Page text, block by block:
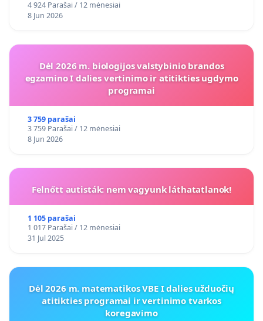
4 924 Parašai / 12 mėnesiai
8 Jun 2026
Dėl 2026 m. biologijos valstybinio brandos
egzamino I dalies vertinimo ir atitikties ugdymo
programai
3 759 parašai
3 759 Parašai / 12 mėnesiai
8 Jun 2026
Felnőtt autisták: nem vagyunk láthatatlanok!
1 105 parašai
1 017 Parašai / 12 mėnesiai
31 Jul 2025
Dėl 2026 m. matematikos VBE I dalies užduočių
atitikties programai ir vertinimo tvarkos
koregavimo